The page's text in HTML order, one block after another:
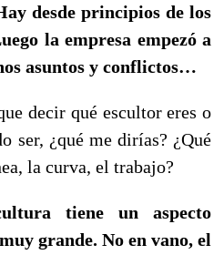
desde principios de los
la empresa empezó a
asuntos y conflictos…
decir qué escultor eres o
ser, ¿qué me dirías? ¿Qué
la curva, el trabajo?
tiene un aspecto
grande. No en vano, el